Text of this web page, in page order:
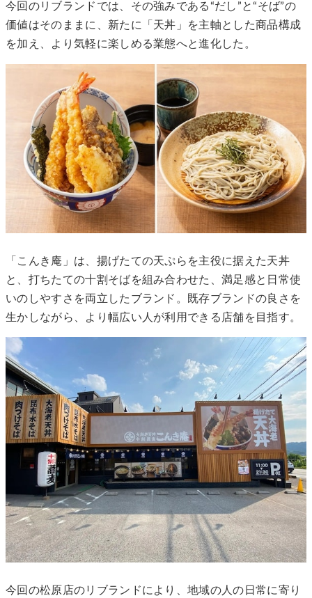
今回のリブランドでは、その強みである“だし”と“そば”の
価値はそのままに、新たに「天丼」を主軸とした商品構成
を加え、より気軽に楽しめる業態へと進化した。
「こんき庵」は、揚げたての天ぷらを主役に据えた天丼
と、打ちたての十割そばを組み合わせた、満足感と日常使
いのしやすさを両立したブランド。既存ブランドの良さを
生かしながら、より幅広い人が利用できる店舗を目指す。
今回の松原店のリブランドにより、地域の人の日常に寄り